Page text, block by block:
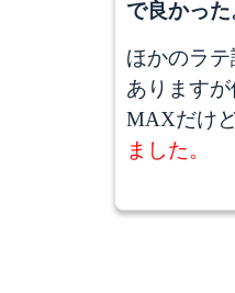
で良かった
ほかのラ
あります
MAXだけ
ました。